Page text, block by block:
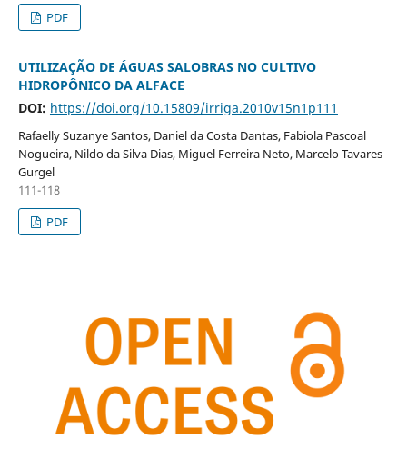
PDF
UTILIZAÇÃO DE ÁGUAS SALOBRAS NO CULTIVO
HIDROPÔNICO DA ALFACE
DOI: https://doi.org/10.15809/irriga.2010v15n1p111
Rafaelly Suzanye Santos, Daniel da Costa Dantas, Fabiola Pascoal
Nogueira, Nildo da Silva Dias, Miguel Ferreira Neto, Marcelo Tavares
Gurgel
111-118
PDF